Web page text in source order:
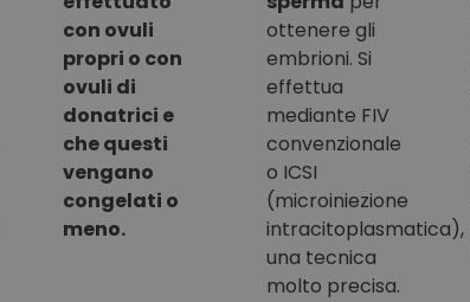
con ovuli
propri o con
ovuli di
donatrici e
che questi
vengano
congelati o
meno.
ottenere gli
embrioni. Si
effettua
mediante FIV
convenzionale
o ICSI
(microiniezione
intracitoplasmatica),
una tecnica
molto precisa.